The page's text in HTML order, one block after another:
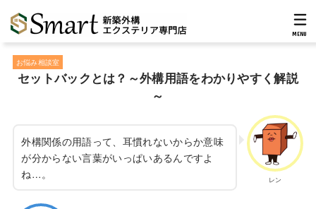
MENU
お悩み相談室
セットバックとは？～外構用語をわかりやすく解説
～
レン
外構関係の用語って、耳慣れないからか意味
が分からない言葉がいっぱいあるんですよ
ね…。